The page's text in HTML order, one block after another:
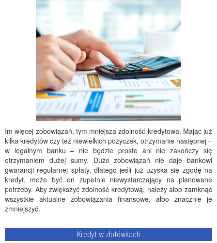
Im więcej zobowiązań, tym mniejsza zdolność kredytowa. Mając już
kilka kredytów czy też niewielkich pożyczek, otrzymanie następnej –
w legalnym banku – nie będzie proste ani nie zakończy się
otrzymaniem dużej sumy. Dużo zobowiązań nie daje bankowi
gwarancji regularnej spłaty, dlatego jeśli już uzyska się zgodę na
kredyt, może być on zupełnie niewystarczający na planowane
potrzeby. Aby zwiększyć zdolność kredytową, należy albo zamknąć
wszystkie aktualne zobowiązania finansowe, albo znacznie je
zmniejszyć.
Kredyt w złotówkach